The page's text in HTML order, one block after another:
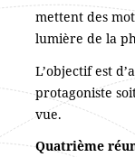
mettent des
lumière de la
L’objectif est
protagoniste
vue.
Quatrième